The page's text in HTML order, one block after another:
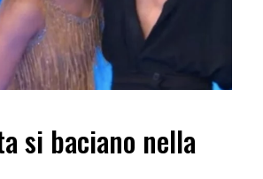
si baciano nella